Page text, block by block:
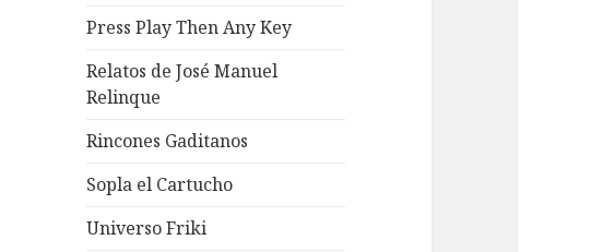
Press Play Then Any Key
Relatos de José Manuel
Relinque
Rincones Gaditanos
Sopla el Cartucho
Universo Friki